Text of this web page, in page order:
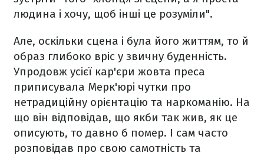
людина і хочу, щоб інші це розуміли".
Але, оскільки сцена і була його життям, то й
образ глибоко вріс у звичну буденність.
Упродовж усієї кар'єри жовта преса
приписувала Мерк'юрі чутки про
нетрадиційну орієнтацію та наркоманію. На
що він відповідав, що якби так жив, як це
описують, то давно б помер. І сам часто
розповідав про свою самотність та